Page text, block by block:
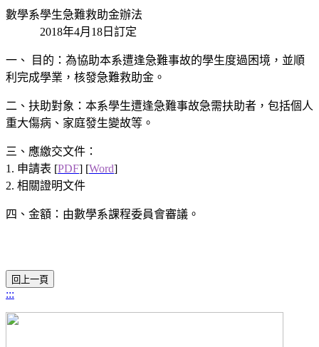
數學系學生急難救助金辦法
2018年4月18日訂定
一、 目的：為協助本系遭逢急難事故的學生度過困境，並順
利完成學業，核發急難救助金。
二、扶助對象：本系學生遭逢急難事故急需扶助者，包括個人
重大傷病、家庭發生變故等。
三、應繳交文件：
1. 申請表 [PDF] [Word]
2. 相關證明文件
四、金額：由數學系課程委員會審議。
:::